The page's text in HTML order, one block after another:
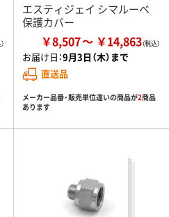
エスティジェイ シマルーベ
保護カバー
￥8,507 ￥14,863
お届け日：9月3日（木）まで
直送品
メーカー品番・販売単位違いの商品が2商品
あります